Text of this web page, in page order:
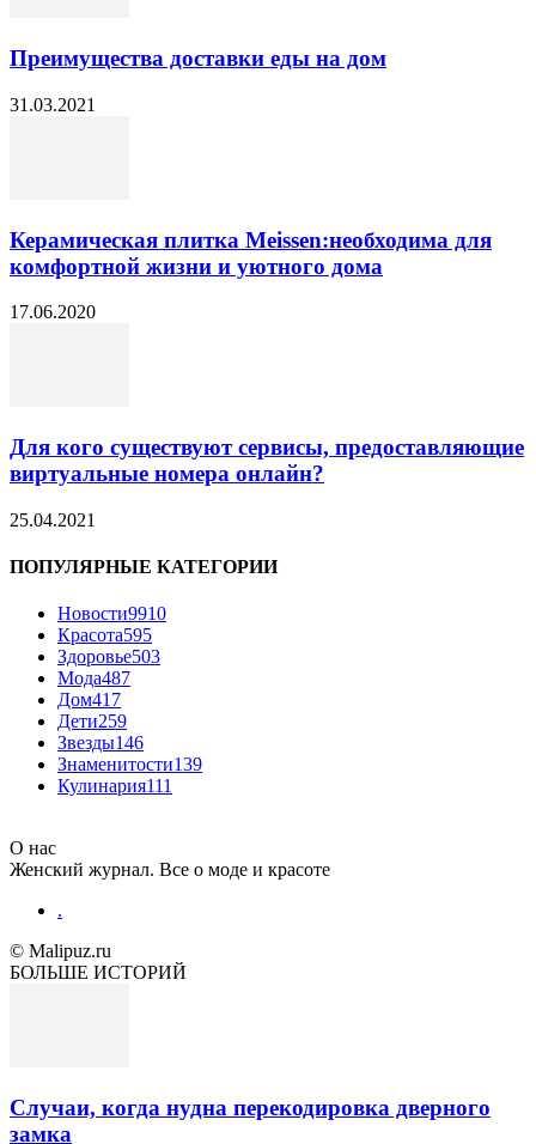
Преимущества доставки еды на дом
31.03.2021
Керамическая плитка Meissen:необходима для
комфортной жизни и уютного дома
17.06.2020
Для кого существуют сервисы, предоставляющие
виртуальные номера онлайн?
25.04.2021
ПОПУЛЯРНЫЕ КАТЕГОРИИ
Новости9910
Красота595
Здоровье503
Мода487
Дом417
Дети259
Звезды146
Знаменитости139
Кулинария111
О нас
Женский журнал. Все о моде и красоте
.
© Malipuz.ru
БОЛЬШЕ ИСТОРИЙ
Случаи, когда нудна перекодировка дверного
замка